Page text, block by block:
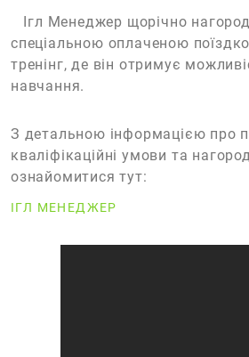
Ігл Менеджер щорічно
спеціальною оплаченою
тренінг, де він отримує
навчання.
З детальною інформацією про
кваліфікаційні умови та
ознайомитися тут:
ІГЛ МЕНЕДЖЕР